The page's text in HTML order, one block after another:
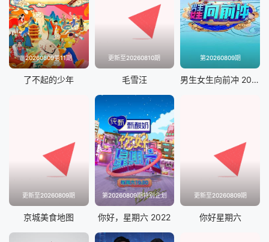
20260809第11期
了不起的少年
更新至20260810期
毛雪汪
第20260809期
男生女生向前冲 2025
更新至20260809期
京城美食地图
第20260809期特别企划
你好，星期六 2022
更新至20260809期
你好星期六